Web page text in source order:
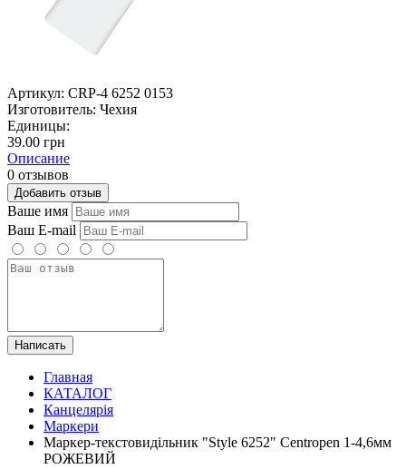
Артикул: CRP-4 6252 0153
Изготовитель: Чехия
Единицы:
39.00 грн
Описание
0 отзывов
Добавить отзыв
Ваше имя
Ваш E-mail
Написать
Главная
КАТАЛОГ
Канцелярія
Маркери
Маркер-текстовидільник "Style 6252" Centropen 1-4,6мм
РОЖЕВИЙ